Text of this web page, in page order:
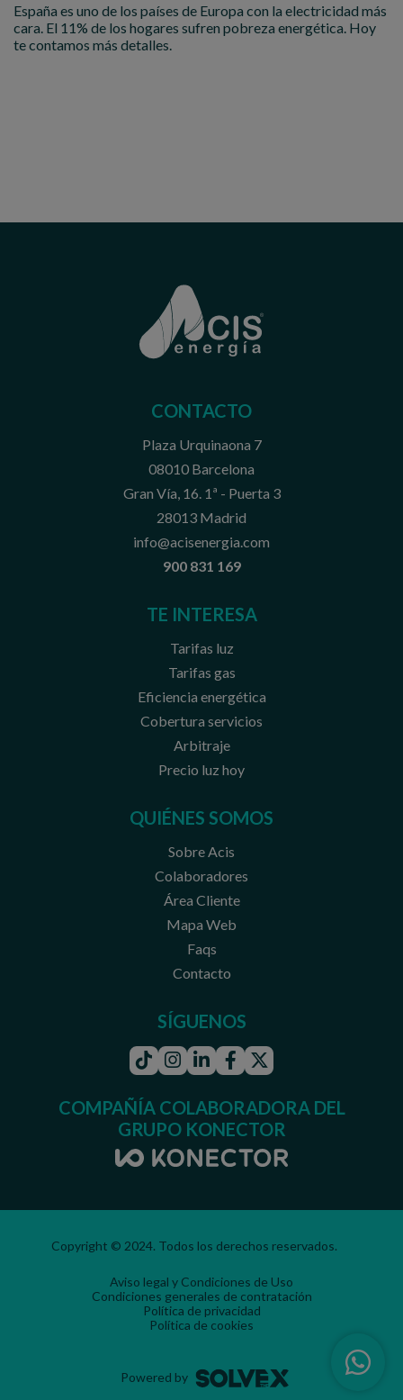
España es uno de los países de Europa con la electricidad más
cara. El 11% de los hogares sufren pobreza energética. Hoy
te contamos más detalles.
CONTACTO
Plaza Urquinaona 7
08010 Barcelona
Gran Vía, 16. 1ª - Puerta 3
28013 Madrid
info@acisenergia.com
900 831 169
TE INTERESA
Tarifas luz
Tarifas gas
Eficiencia energética
Cobertura servicios
Arbitraje
Precio luz hoy
QUIÉNES SOMOS
Sobre Acis
Colaboradores
Área Cliente
Mapa Web
Faqs
Contacto
SÍGUENOS
TiktokInstagram
LinkedinFacebook
Twitter
COMPAÑÍA COLABORADORA DEL
GRUPO KONECTOR
Copyright © 2024. Todos los derechos reservados.
Aviso legal y Condiciones de Uso
Condiciones generales de contratación
Política de privacidad
Política de cookies
Powered by